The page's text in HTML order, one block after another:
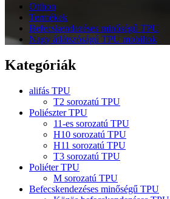
Otthon
Termékek
Befecskendezéses minőségű TPU
Nagy átlátszóságú TPU mobiltok
Kategóriák
alifás TPU
T2 sorozatú TPU
Poliészter TPU
11-es sorozatú TPU
H10 sorozatú TPU
H11 sorozatú TPU
T3 sorozatú TPU
Poliéter TPU
M sorozatú TPU
Befecskendezéses minőségű TPU